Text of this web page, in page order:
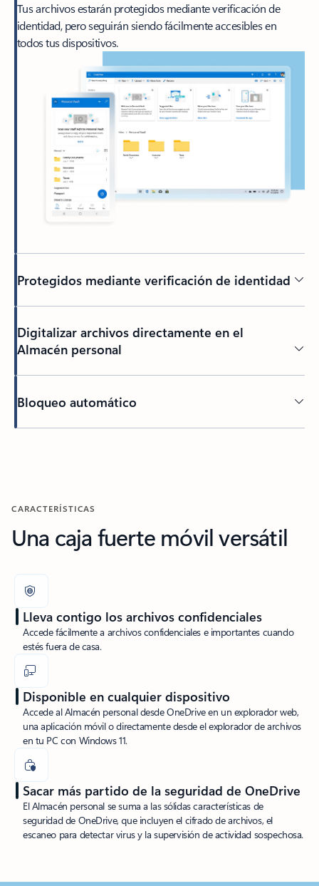
Tus archivos estarán protegidos mediante verificación de
identidad, pero seguirán siendo fácilmente accesibles en
todos tus dispositivos.
Protegidos mediante verificación de identidad
Digitalizar archivos directamente en el
Almacén personal
Bloqueo automático
CARACTERÍSTICAS
Una caja fuerte móvil versátil
Lleva contigo los archivos confidenciales
Accede fácilmente a archivos confidenciales e importantes cuando
estés fuera de casa.
Disponible en cualquier dispositivo
Accede al Almacén personal desde OneDrive en un explorador web,
una aplicación móvil o directamente desde el explorador de archivos
en tu PC con Windows 11.
Sacar más partido de la seguridad de OneDrive
El Almacén personal se suma a las sólidas características de
seguridad de OneDrive, que incluyen el cifrado de archivos, el
escaneo para detectar virus y la supervisión de actividad sospechosa.